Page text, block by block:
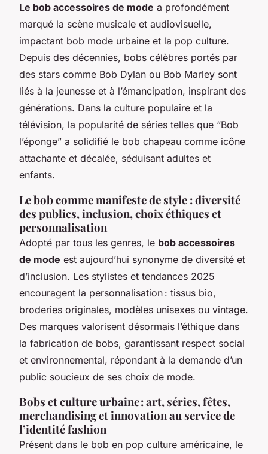
Le bob accessoires de mode a profondément
marqué la scène musicale et audiovisuelle,
impactant bob mode urbaine et la pop culture.
Depuis des décennies, bobs célèbres portés par
des stars comme Bob Dylan ou Bob Marley sont
liés à la jeunesse et à l’émancipation, inspirant des
générations. Dans la culture populaire et la
télévision, la popularité de séries telles que “Bob
l’éponge” a solidifié le bob chapeau comme icône
attachante et décalée, séduisant adultes et
enfants.
Le bob comme manifeste de style : diversité
des publics, inclusion, choix éthiques et
personnalisation
Adopté par tous les genres, le bob accessoires
de mode est aujourd’hui synonyme de diversité et
d’inclusion. Les stylistes et tendances 2025
encouragent la personnalisation : tissus bio,
broderies originales, modèles unisexes ou vintage.
Des marques valorisent désormais l’éthique dans
la fabrication de bobs, garantissant respect social
et environnemental, répondant à la demande d’un
public soucieux de ses choix de mode.
Bobs et culture urbaine : art, séries, fêtes,
merchandising et innovation au service de
l’identité fashion
Présent dans le bob en pop culture américaine, le